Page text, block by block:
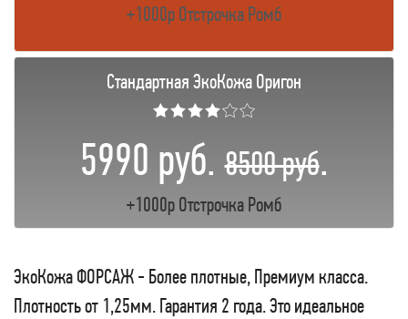
+1000р Отстрочка Ромб
Стандартная ЭкоКожа Оригон
★★★★☆☆
5990 руб.8500 руб.
+1000р Отстрочка Ромб
ЭкоКожа ФОРСАЖ - Более плотные, Премиум класса.
Плотность от 1,25мм. Гарантия 2 года. Это идеальное